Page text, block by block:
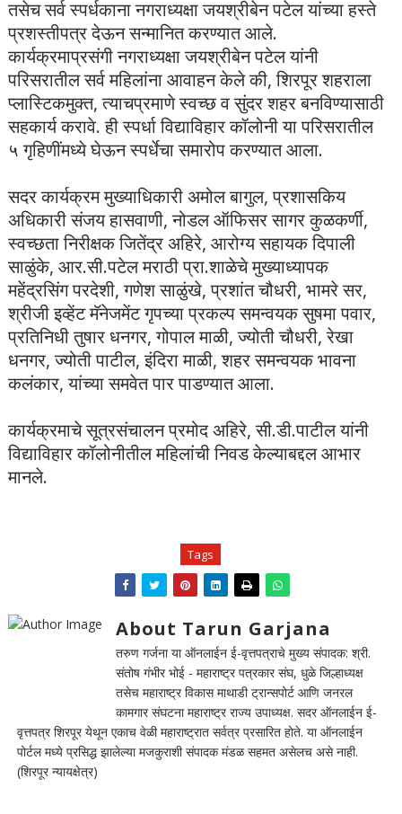
तसेच सर्व स्पर्धकाना नगराध्यक्षा जयश्रीबेन पटेल यांच्या हस्ते
प्रशस्तीपत्र देऊन सन्मानित करण्यात आले.
कार्यक्रमाप्रसंगी नगराध्यक्षा जयश्रीबेन पटेल यांनी
परिसरातील सर्व महिलांना आवाहन केले की, शिरपूर शहराला
प्लास्टिकमुक्त, त्याचप्रमाणे स्वच्छ व सुंदर शहर बनविण्यासाठी
सहकार्य करावे. ही स्पर्धा विद्याविहार कॉलोनी या परिसरातील
५ गृहिणींमध्ये घेऊन स्पर्धेचा समारोप करण्यात आला.
सदर कार्यक्रम मुख्याधिकारी अमोल बागुल, प्रशासकिय
अधिकारी संजय हासवाणी, नोडल ऑफिसर सागर कुळकर्णी,
स्वच्छता निरीक्षक जितेंद्र अहिरे, आरोग्य सहायक दिपाली
साळुंके, आर.सी.पटेल मराठी प्रा.शाळेचे मुख्याध्यापक
महेंद्रसिंग परदेशी, गणेश साळुंखे, प्रशांत चौधरी, भामरे सर,
श्रीजी इव्हेंट मॅनेजमेंट गृपच्या प्रकल्प समन्वयक सुषमा पवार,
प्रतिनिधी तुषार धनगर, गोपाल माळी, ज्योती चौधरी, रेखा
धनगर, ज्योती पाटील, इंदिरा माळी, शहर समन्वयक भावना
कलंकार, यांच्या समवेत पार पाडण्यात आला.
कार्यक्रमाचे सूत्रसंचालन प्रमोद अहिरे, सी.डी.पाटील यांनी
विद्याविहार कॉलोनीतील महिलांची निवड केल्याबद्दल आभार
मानले.
Tags
About Tarun Garjana
तरुण गर्जना या ऑनलाईन ई-वृत्तपत्राचे मुख्य संपादक: श्री.
संतोष गंभीर भोई - महाराष्ट्र पत्रकार संघ, धुळे जिल्हाध्यक्ष
तसेच महाराष्ट्र विकास माथाडी ट्रान्सपोर्ट आणि जनरल
कामगार संघटना महाराष्ट्र राज्य उपाध्यक्ष. सदर ऑनलाईन ई-
वृत्तपत्र शिरपूर येथून एकाच वेळी महाराष्ट्रात सर्वत्र प्रसारित होते. या ऑनलाईन
पोर्टल मध्ये प्रसिद्ध झालेल्या मजकुराशी संपादक मंडळ सहमत असेलच असे नाही.
(शिरपूर न्यायक्षेत्र)